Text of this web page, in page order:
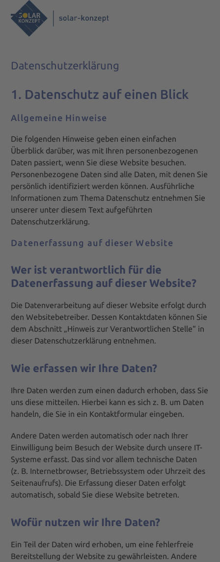
contentOpen
menu
Close
menu
Datenschutz­erklärung
1. Datenschutz auf einen Blick
Allgemeine Hinweise
Die folgenden Hinweise geben einen einfachen
Überblick darüber, was mit Ihren personenbezogenen
Daten passiert, wenn Sie diese Website besuchen.
Personenbezogene Daten sind alle Daten, mit denen Sie
persönlich identifiziert werden können. Ausführliche
Informationen zum Thema Datenschutz entnehmen Sie
unserer unter diesem Text aufgeführten
Datenschutzerklärung.
Datenerfassung auf dieser Website
Wer ist verantwortlich für die
Datenerfassung auf dieser Website?
Die Datenverarbeitung auf dieser Website erfolgt durch
den Websitebetreiber. Dessen Kontaktdaten können Sie
dem Abschnitt „Hinweis zur Verantwortlichen Stelle“ in
dieser Datenschutzerklärung entnehmen.
Wie erfassen wir Ihre Daten?
Ihre Daten werden zum einen dadurch erhoben, dass Sie
uns diese mitteilen. Hierbei kann es sich z. B. um Daten
handeln, die Sie in ein Kontaktformular eingeben.
Andere Daten werden automatisch oder nach Ihrer
Einwilligung beim Besuch der Website durch unsere IT-
Systeme erfasst. Das sind vor allem technische Daten
(z. B. Internetbrowser, Betriebssystem oder Uhrzeit des
Seitenaufrufs). Die Erfassung dieser Daten erfolgt
automatisch, sobald Sie diese Website betreten.
Wofür nutzen wir Ihre Daten?
Ein Teil der Daten wird erhoben, um eine fehlerfreie
Bereitstellung der Website zu gewährleisten. Andere